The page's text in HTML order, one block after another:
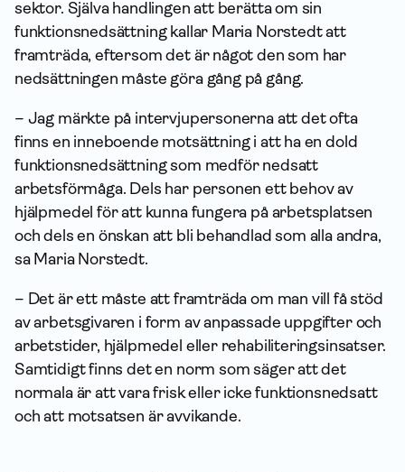
sektor. Själva handlingen att berätta om sin
funktionsnedsättning kallar Maria Norstedt att
framträda, eftersom det är något den som har
nedsättningen måste göra gång på gång.
– Jag märkte på intervjupersonerna att det ofta
finns en inneboende motsättning i att ha en dold
funktionsnedsättning som medför nedsatt
arbetsförmåga. Dels har personen ett behov av
hjälpmedel för att kunna fungera på arbetsplatsen
och dels en önskan att bli behandlad som alla andra,
sa Maria Norstedt.
– Det är ett måste att framträda om man vill få stöd
av arbetsgivaren i form av anpassade upp­gifter och
arbetstider, hjälpmedel eller rehabiliteringsinsatser.
Samtidigt finns det en norm som säger att det
normala är att vara frisk eller icke funktionsnedsatt
och att motsatsen är avvikande.